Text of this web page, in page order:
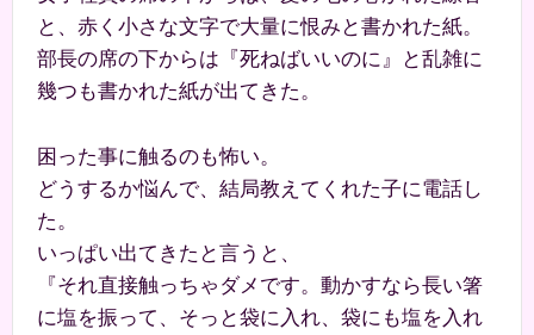
と、赤く小さな文字で大量に恨みと書かれた紙。
部長の席の下からは『死ねばいいのに』と乱雑に
幾つも書かれた紙が出てきた。
困った事に触るのも怖い。
どうするか悩んで、結局教えてくれた子に電話し
た。
いっぱい出てきたと言うと、
『それ直接触っちゃダメです。動かすなら長い箸
に塩を振って、そっと袋に入れ、袋にも塩を入れ